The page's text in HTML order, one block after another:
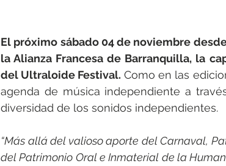
El próximo sábado 04 de noviembre
la Alianza Francesa de Barranquilla, la
del Ultraloide Festival. Como en las
agenda de música independiente a
diversidad de los sonidos independientes.
“Más allá del valioso aporte del Carnaval,
del Patrimonio Oral e Inmaterial de la